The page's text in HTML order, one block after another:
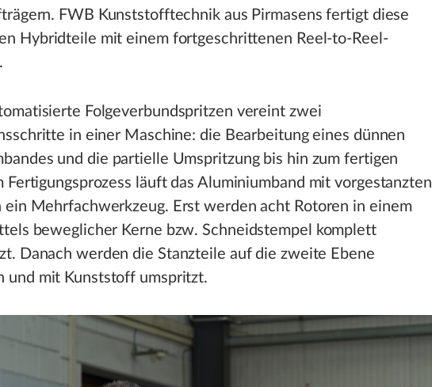
FWB Kunststofftechnik aus Pirmasens fertigt diese
Hybridteile mit einem fortgeschrittenen Reel-to-Reel-
Folgeverbundspritzen vereint zwei
in einer Maschine: die Bearbeitung eines dünnen
und die partielle Umspritzung bis hin zum fertigen
Fertigungsprozess läuft das Aluminiumband mit vorgestanzten
ein Mehrfachwerkzeug. Erst werden acht Rotoren in einem
beweglicher Kerne bzw. Schneidstempel komplett
Danach werden die Stanzteile auf die zweite Ebene
und mit Kunststoff umspritzt.